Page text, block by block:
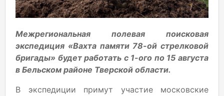
Межрегиональная полевая поисковая
экспедиция «Вахта памяти 78-ой стрелковой
бригады» будет работать с 1-ого по 15 августа
в Бельском районе Тверской области.
В экспедиции примут участие московские